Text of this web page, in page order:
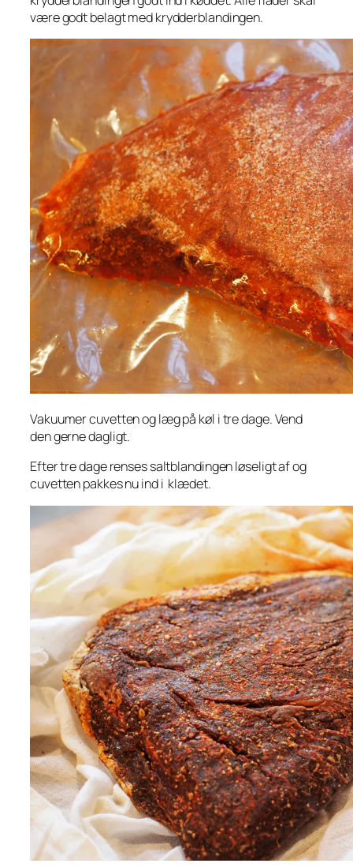
være godt belagt med krydderblandingen.
Vakuumer cuvetten og læg på køl i tre dage. Vend
den gerne dagligt.
Efter tre dage renses saltblandingen løseligt af og
cuvetten pakkes nu ind i klædet.